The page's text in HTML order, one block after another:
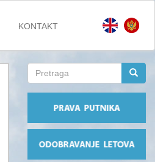
KONTAKT
Search
form